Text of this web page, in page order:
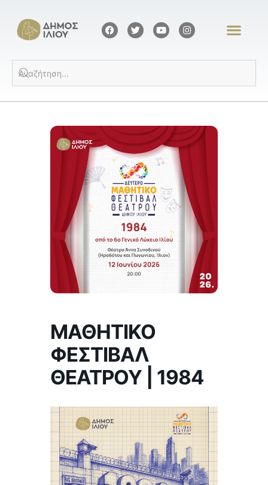
ΜΑΘΗΤΙΚΟ
ΦΕΣΤΙΒΑΛ
ΘΕΑΤΡΟΥ | 1984